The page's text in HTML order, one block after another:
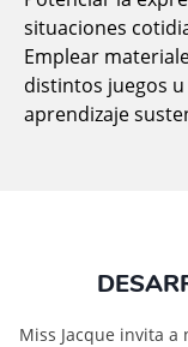
situaciones
Emplear
distintos juegos
aprendizaje
Miss Jacque invita